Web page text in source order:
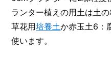
ランター植えの用土は土
草花用培養土か赤玉土6：
使います。